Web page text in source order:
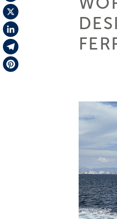
Facebook
X
LinkedIn
Telegram